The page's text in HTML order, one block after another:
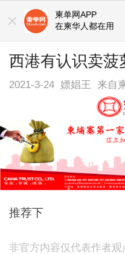
柬单网APP
在柬华人都在用
西港有认识卖菠
2021-3-24 嫖娼王 来自
推荐下
非官方内容仅代表作者